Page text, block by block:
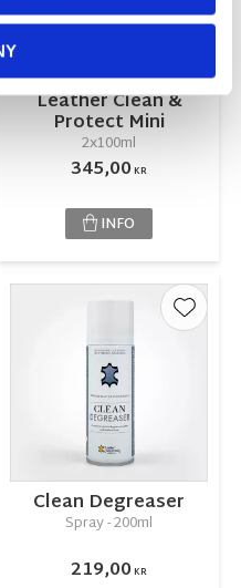
Leather Clean &
Protect Mini
2x100ml
345,00KR
INFO
i favoriter
Clean Degreaser
Spray - 200ml
219,00KR
Lägg